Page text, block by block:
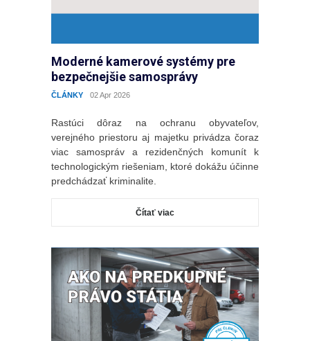
Moderné kamerové systémy pre
bezpečnejšie samosprávy
ČLÁNKY 02 Apr 2026
Rastúci dôraz na ochranu obyvateľov,
verejného priestoru aj majetku privádza čoraz
viac samospráv a rezidenčných komunít k
technologickým riešeniam, ktoré dokážu účinne
predchádzať kriminalite.
Čítať viac